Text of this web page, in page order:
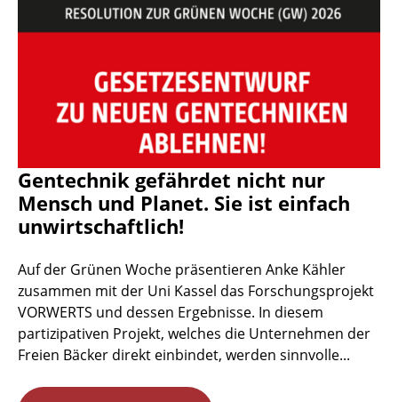
Gentechnik gefährdet nicht nur
Mensch und Planet. Sie ist einfach
unwirtschaftlich!
Auf der Grünen Woche präsentieren Anke Kähler
zusammen mit der Uni Kassel das Forschungsprojekt
VORWERTS und dessen Ergebnisse. In diesem
partizipativen Projekt, welches die Unternehmen der
Freien Bäcker direkt einbindet, werden sinnvolle...